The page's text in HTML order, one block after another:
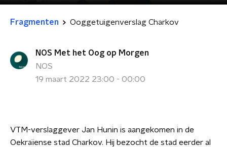
Fragmenten Ooggetuigenverslag Charkov
NOS Met het Oog op Morgen
NOS
19 maart 2022 23:00 - 00:00
VTM-verslaggever Jan Hunin is aangekomen in de
Oekraïense stad Charkov. Hij bezocht de stad eerder al